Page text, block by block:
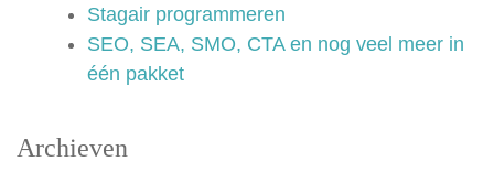
Stagair programmeren
SEO, SEA, SMO, CTA en nog veel meer in
één pakket
Archieven